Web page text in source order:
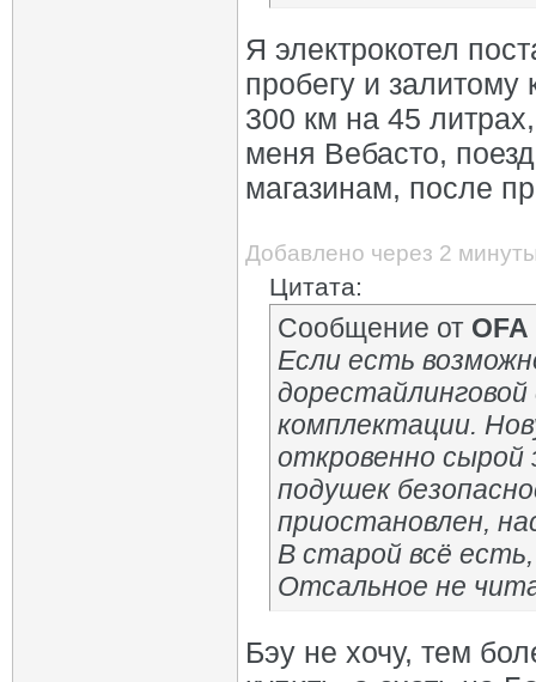
Я электрокотел
пробегу и залитому
300 км на 45
меня Вебасто,
магазинам, после
Добавлено через 2
Цитата:
Сообщение от OFA
Если есть
комплектации.
откровенно
подушек
приостановлен,
В старой всё
Отсальное не
Бэу не хочу, тем